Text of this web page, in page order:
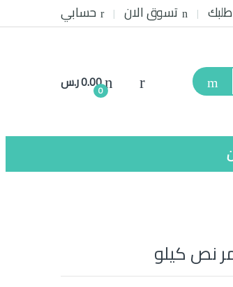
تسوق الان حسابي
0
0.00ر.س
نص كيلو